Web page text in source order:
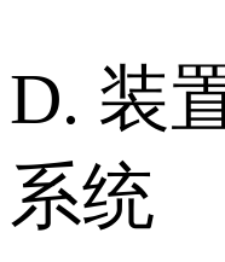
D. 装
系统